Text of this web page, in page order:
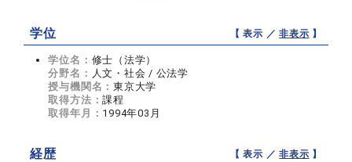
学位 【 表示 ／非表示 】
学位名： 修士（法学）
分野名： 人文・社会 / 公法学
授与機関名：東京大学
取得方法：課程
取得年月： 1994年03月
経歴 【 表示 ／非表示 】